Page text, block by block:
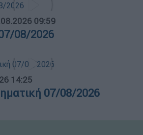
09:59
08/2026
14:25
07/08/2026